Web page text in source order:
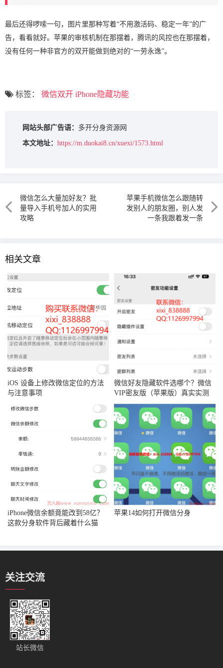
最后还得啰嗦一句，图片里那种写着“不用激活码、稳定一年”的广
告，看看就好。苹果的审核机制在那摆着，腾讯的风控也在那摆着，
没有任何一种非官方的双开能做到绝对的“一劳永逸”。
标签： 微信双开 iPhone隐藏功能
网站头部广告语： 多开分身资源网
本文地址： https://m.duokai8.cn/xuexi/1573.html
微信怎么大量加好友？批
量导入手机号加人的实用
攻略
苹果手机微信怎么跟随转
发别人的朋友圈，别人发
一条我跟着发一条
相关文章
iOS 设备上修改微信定位的方法
与注意事项
‌微信好友隐藏软件选哪个？微信
VIP密友版（苹果版）真实实测
分享
iPhone微信余额竟能改到58亿？
这款分身软件背后藏着什么猫
苹果14如何打开微信分身
关注交流
站长微信